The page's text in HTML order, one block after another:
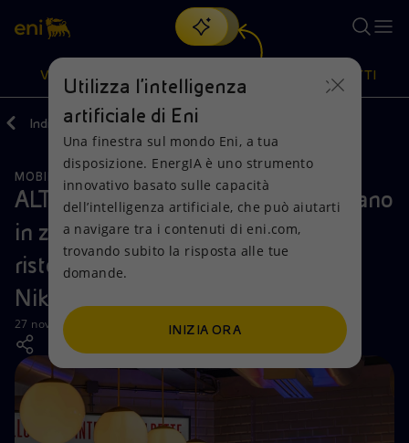
Cerca
scopri EnergIA, la nostra nuova soluzione di intelligenza
artificiale.
VISIONE
Visione
Mission e valori
Persone e Partnership
Net Zero
Modello satellitare
Energia accessibile
Azioni
Diversificazione energetica
Tecnologie per la transizione
Collaborazioni per l'innovazione
Attività nel mondo
PRODOTTI
Prodotti
Casa
Imprese
Mobilità
Indietro Media News
MOBILITÀ SOSTENIBILE
ALT Stazione del Gusto: apre a Milano
in zona Ticinese il format di
ristorazione di Enilive e Accademia
Niko Romito
27 novembre 2025 - 12:00 CET
Utilizza l'intelligenza
artificiale di Eni
Una finestra sul mondo Eni, a tua
disposizione. EnergIA è uno strumento
innovativo basato sulle capacità
dell’intelligenza artificiale, che può aiutarti
a navigare tra i contenuti di eni.com,
trovando subito la risposta alle tue
domande.
INIZIA ORA